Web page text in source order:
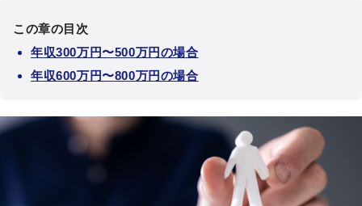
この章の目次
年収300万円〜500万円の場合
年収600万円〜800万円の場合